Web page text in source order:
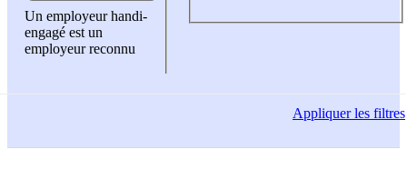
Un employeur handi-
engagé est un
employeur reconnu
Appliquerles filtres